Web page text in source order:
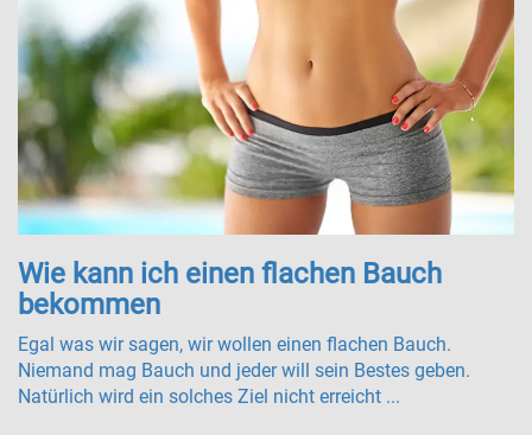
Wie kann ich einen flachen Bauch
bekommen
Egal was wir sagen, wir wollen einen flachen Bauch.
Niemand mag Bauch und jeder will sein Bestes geben.
Natürlich wird ein solches Ziel nicht erreicht ...